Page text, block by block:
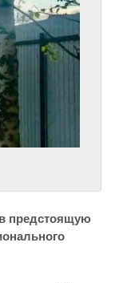
предстоящую